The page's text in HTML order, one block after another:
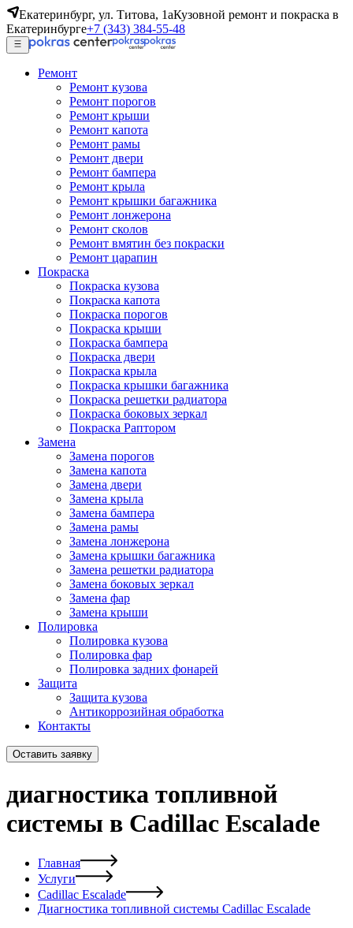
Екатеринбург, ул. Титова, 1аКузовной ремонт и покраска в
Екатеринбурге+7 (343) 384-55-48
Ремонт
Ремонт кузова
Ремонт порогов
Ремонт крыши
Ремонт капота
Ремонт рамы
Ремонт двери
Ремонт бампера
Ремонт крыла
Ремонт крышки багажника
Ремонт лонжерона
Ремонт сколов
Ремонт вмятин без покраски
Ремонт царапин
Покраска
Покраска кузова
Покраска капота
Покраска порогов
Покраска крыши
Покраска бампера
Покраска двери
Покраска крыла
Покраска крышки багажника
Покраска решетки радиатора
Покраска боковых зеркал
Покраска Раптором
Замена
Замена порогов
Замена капота
Замена двери
Замена крыла
Замена бампера
Замена рамы
Замена лонжерона
Замена крышки багажника
Замена решетки радиатора
Замена боковых зеркал
Замена фар
Замена крыши
Полировка
Полировка кузова
Полировка фар
Полировка задних фонарей
Защита
Защита кузова
Антикоррозийная обработка
Контакты
Оставить заявку
диагностика топливной
системы в Cadillac Escalade
Главная
Услуги
Cadillac Escalade
Диагностика топливной системы Cadillac Escalade